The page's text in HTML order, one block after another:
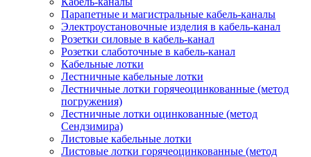
Парапетные и магистральные кабель-каналы
Электроустановочные изделия в кабель-канал
Розетки силовые в кабель-канал
Розетки слаботочные в кабель-канал
Кабельные лотки
Лестничные кабельные лотки
Лестничные лотки горячеоцинкованные (метод
погружения)
Лестничные лотки оцинкованные (метод
Сендзимира)
Листовые кабельные лотки
Листовые лотки горячеоцинкованные (метод